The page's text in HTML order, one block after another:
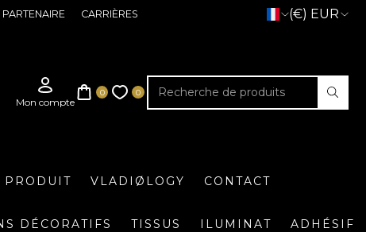
CARRIÈRES (€) EUR
PRODUIT VLADIØLOGY CONTACT
DÉCORATIFS TISSUS ILUMINAT ADHÉSIF